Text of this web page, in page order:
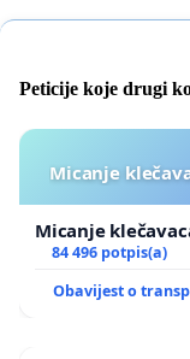
Peticije koje drugi
Micanje
Micanje
84 496 potpis(a)
Obavijest o